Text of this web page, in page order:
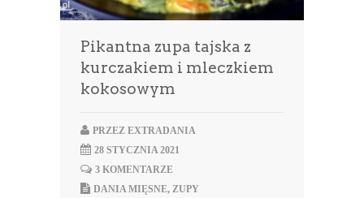
Pikantna zupa tajska z
kurczakiem i mleczkiem
kokosowym
PRZEZ EXTRADANIA
28 STYCZNIA 2021
3 KOMENTARZE
DANIA MIĘSNE, ZUPY